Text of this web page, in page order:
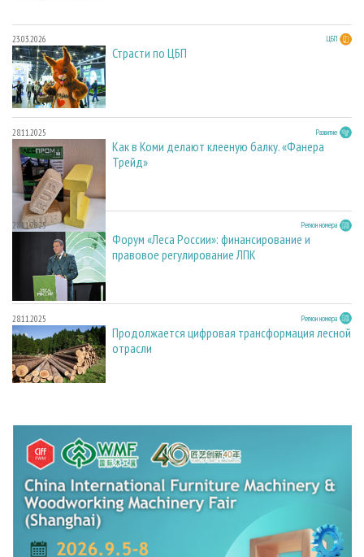
23.03.2026 ЦБП
Страсти по ЦБП
28.11.2025 Развитие
Как в Коми делают клееную балку. «Фанера
Трейд»
28.11.2025 Регион номера
Форум «Леса России»: финансирование и
правовое регулирование ЛПК
28.11.2025 Регион номера
Продолжается цифровая трансформация лесной
отрасли